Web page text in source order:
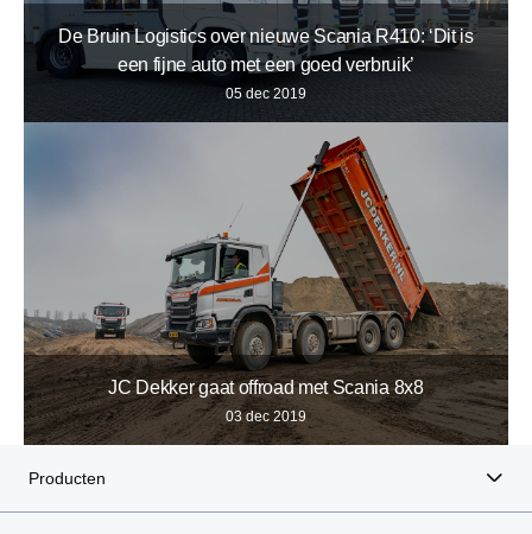
De Bruin Logistics over nieuwe Scania R410: ‘Dit is
een fijne auto met een goed verbruik’
05 dec 2019
JC Dekker gaat offroad met Scania 8x8
03 dec 2019
Producten